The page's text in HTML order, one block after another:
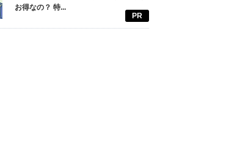
お得なの？ 特...
PR